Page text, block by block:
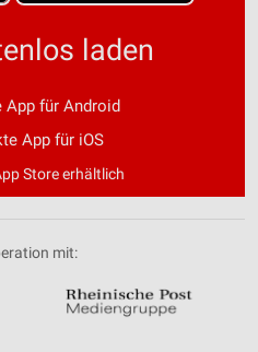
laden
für Android
App für iOS
Store erhältlich
mit: